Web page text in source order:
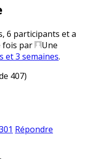
6 participants et a
fois par
Une
et 3 semaines.
407)
Répondre